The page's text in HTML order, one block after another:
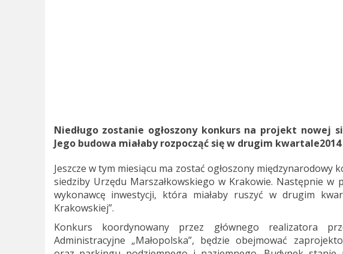
Niedługo zostanie ogłoszony konkurs na projekt nowej
Jego budowa miałaby rozpocząć się w drugim kwartale2014
Jeszcze w tym miesiącu ma zostać ogłoszony
siedziby Urzędu Marszałkowskiego w Krakowie. Następnie w
wykonawcę inwestycji, która miałaby ruszyć w drugim
Krakowskiej”.
Konkurs koordynowany przez głównego realizatora
Administracyjne „Małopolska”, będzie obejmować